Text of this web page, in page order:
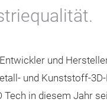
und
und Kunststoff-
Tech in diesem Jahr